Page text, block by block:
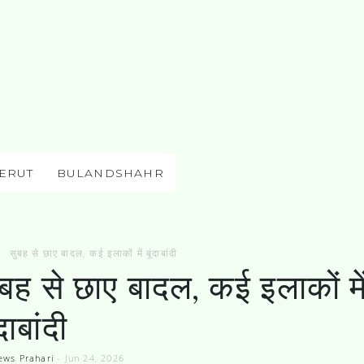
BULANDSHAHR
सुबह से छाए बादल, कई इलाकों में बूंदाबांदी
से छाए बादल, कई इलाकों
Prahari - Jun 24, 2026